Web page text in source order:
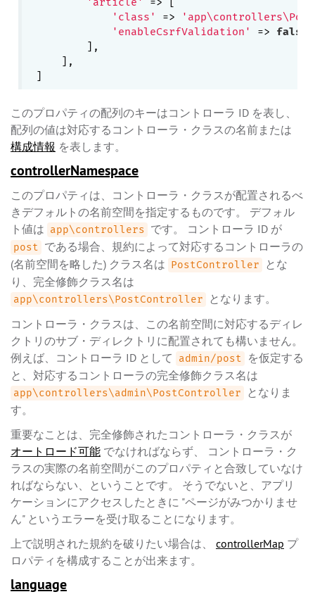
'class'
=>
'enableCsrfValidation'
=> false
        ],
    ],
このプロパティの配列のキーはコントローラ ID を表し、
配列の値は対応するコントローラ・クラスの名前または
構成情報 を表します。
controllerNamespace
このプロパティは、コントローラ・クラスが配置されるべ
きデフォルトの名前空間を指定するものです。 デフォル
ト値は app\controllers です。 コントローラ ID が
post である場合、規約によって対応するコントローラの
(名前空間を略した) クラス名は PostController
とな
り、完全修飾クラス名は
app\controllers\PostController
となります。
コントローラ・クラスは、この名前空間に対応するディレ
クトリのサブ・ディレクトリに配置されても構いません。
例えば、コントローラ ID として
admin/post
を仮定する
と、対応するコントローラの完全修飾クラス名は
app\controllers\admin\PostController
となりま
す。
重要なことは、完全修飾されたコントローラ・クラスが
オートロード可能 でなければならず、 コントローラ・ク
ラスの実際の名前空間がこのプロパティと合致していなけ
ればならない、ということです。 そうでないと、アプリ
ケーションにアクセスしたときに "ページがみつかりませ
ん" というエラーを受け取ることになります。
上で説明された規約を破りたい場合は、 controllerMap プ
ロパティを構成することが出来ます。
language